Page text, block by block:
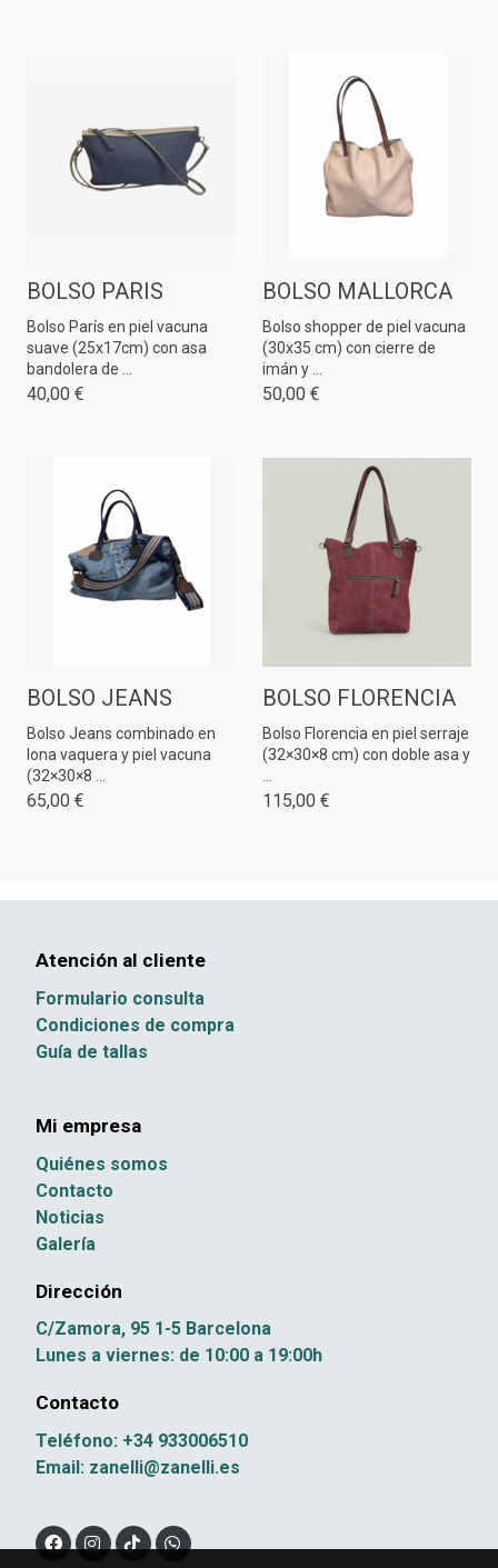
BOLSO PARIS
Bolso París en piel vacuna
suave (25x17cm) con asa
bandolera de ...
40,00 €
BOLSO MALLORCA
Bolso shopper de piel vacuna
(30x35 cm) con cierre de
imán y ...
50,00 €
BOLSO JEANS
Bolso Jeans combinado en
lona vaquera y piel vacuna
(32×30×8 ...
65,00 €
BOLSO FLORENCIA
Bolso Florencia en piel serraje
(32×30×8 cm) con doble asa y
115,00 €
Atención al cliente
Formulario consulta
Condiciones de compra
Guía de tallas
Mi empresa
Quiénes somos
Contacto
Noticias
Galería
Dirección
C/Zamora, 95 1-5 Barcelona
Lunes a viernes: de 10:00 a 19:00h
Contacto
Teléfono: +34 933006510
Email: zanelli@zanelli.es